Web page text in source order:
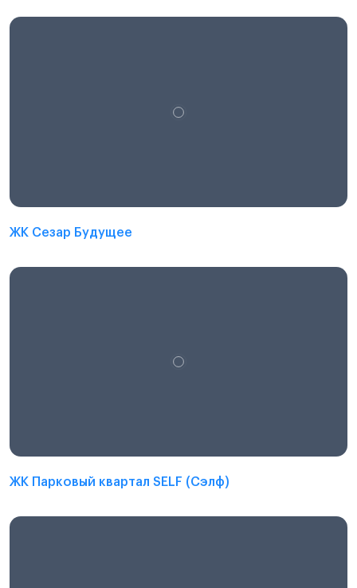
ЖК Сезар Будущее
ЖК Парковый квартал SELF (Сэлф)